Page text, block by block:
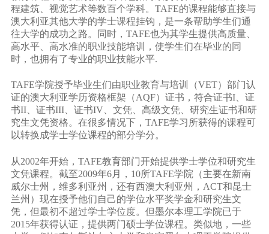
程建筑、视觉艺术等数百个学科。TAFE的课程能够直接与
澳大利亚其他大学的学士课程挂钩，是一条帮助学生们通
往大学的成功之路。同时，TAFE也为其学生提供高质量、
高水平、高水准的职业技能培训，使学生们在毕业的同
时，也拥有了专业的职业技能水平.
TAFE学院授予毕业生们由职业教育与培训（VET）部门认
证的澳大利亚学历资格框架（AQF）证书，符合证书I、证
书II、证书III、证书IV、文凭、高级文凭、研究生证书和研
究生文凭资格。在很多情况下，TAFE学习所获得的课程可
以转换成学士学位课程的部分学分。
从2002年开始，TAFE教育部门开始提供学士学位和研究生
文凭课程。截至2009年6月，10所TAFE学院（主要在新南
威尔士州，维多利亚州，还有西澳大利亚州，ACT和昆士
兰州）现在授予他们自己的学位水平奖学金和研究生文
凭，但最初不超过学士学位度。但墨尔本理工学院已于
2015年获得认证，提供两门硕士学位课程。类似地，一些